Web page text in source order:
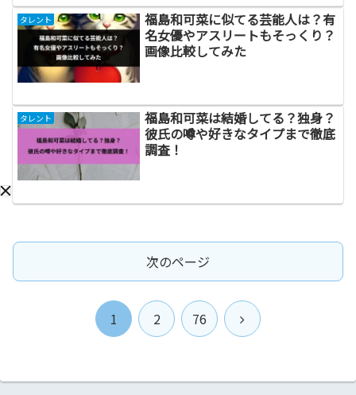
タレント
福島和可菜に似てる芸能人は？有
名女優やアスリートもそっくり？
画像比較してみた
タレント
福島和可菜は結婚してる？独身？
彼氏の噂や好きなタイプまで徹底
調査！
次のページ
1 2 76
次